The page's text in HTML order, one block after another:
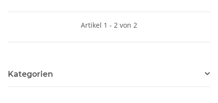
Artikel 1 - 2 von 2
Kategorien